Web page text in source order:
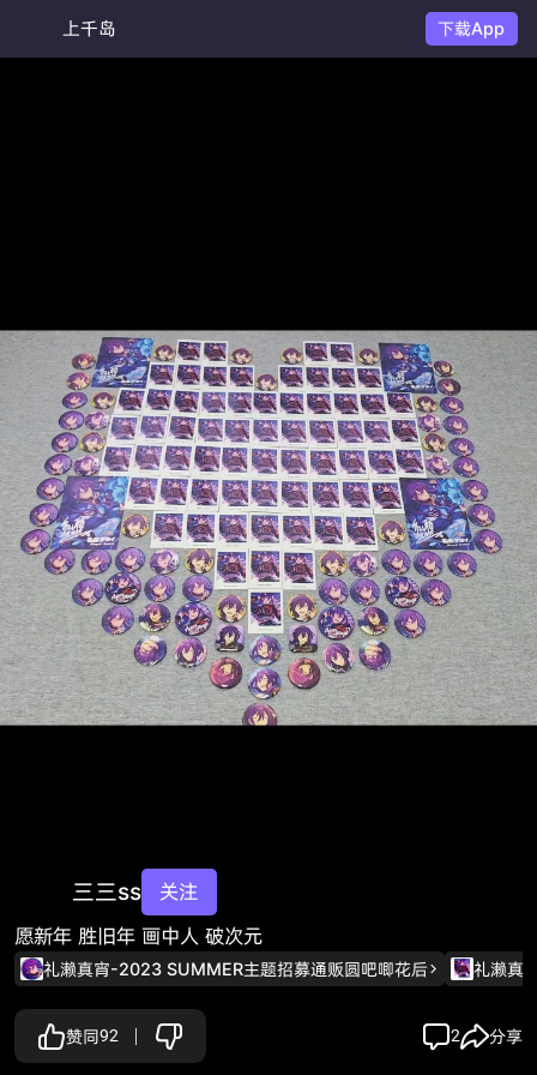
上千岛 下载App
三三ss
关注
愿新年 胜旧年 画中人 破次元
礼濑真宵-2023 SUMMER主题招募通贩圆吧唧花后 礼濑真
赞同92 2 分享